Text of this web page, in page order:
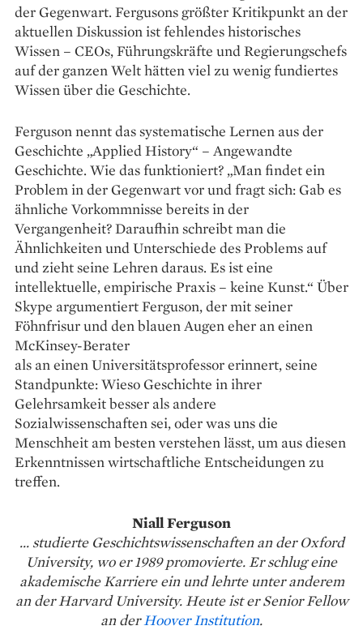
der Gegenwart. Fergusons größter Kritikpunkt an der
aktuellen Dis­kussion ist fehlendes historisches
Wissen – CEOs, Führungskräfte und Regierungschefs
auf der ganzen Welt hätten viel zu wenig fundiertes
Wissen über die Geschichte.
Ferguson nennt das systema­tische Lernen aus der
Geschichte „Applied History“ – Angewandte
Geschichte. Wie das funktioniert? „Man findet ein
Problem in der Gegenwart vor und fragt sich: Gab es
ähnliche Vorkommnisse bereits in der
Vergangenheit? Daraufhin schreibt man die
Ähnlichkeiten und Unterschiede des Problems auf
und zieht seine Lehren daraus. Es ist eine
intellektuelle, empirische Praxis – keine Kunst.“ Über
Skype argu­mentiert Ferguson, der mit seiner
Föhnfrisur und den blauen Augen eher an einen
McKinsey-Berater
als an einen Universitätsprofessor erinnert, seine
Standpunkte: Wieso Geschichte in ihrer
Gelehrsamkeit besser als andere
Sozialwissenschaften sei, oder was uns die
Menschheit am besten verstehen lässt, um aus diesen
Erkenntnissen wirtschaftliche Entscheidungen zu
treffen.
Niall Ferguson
... studierte Ge­schichts­wissenschaften an der Oxford
Uni­versity, wo er 1989 promovierte. Er schlug eine
akademische Karriere ein und lehrte unter anderem
an der Harvard University. Heute ist er Senior Fellow
an derHoover Institution.